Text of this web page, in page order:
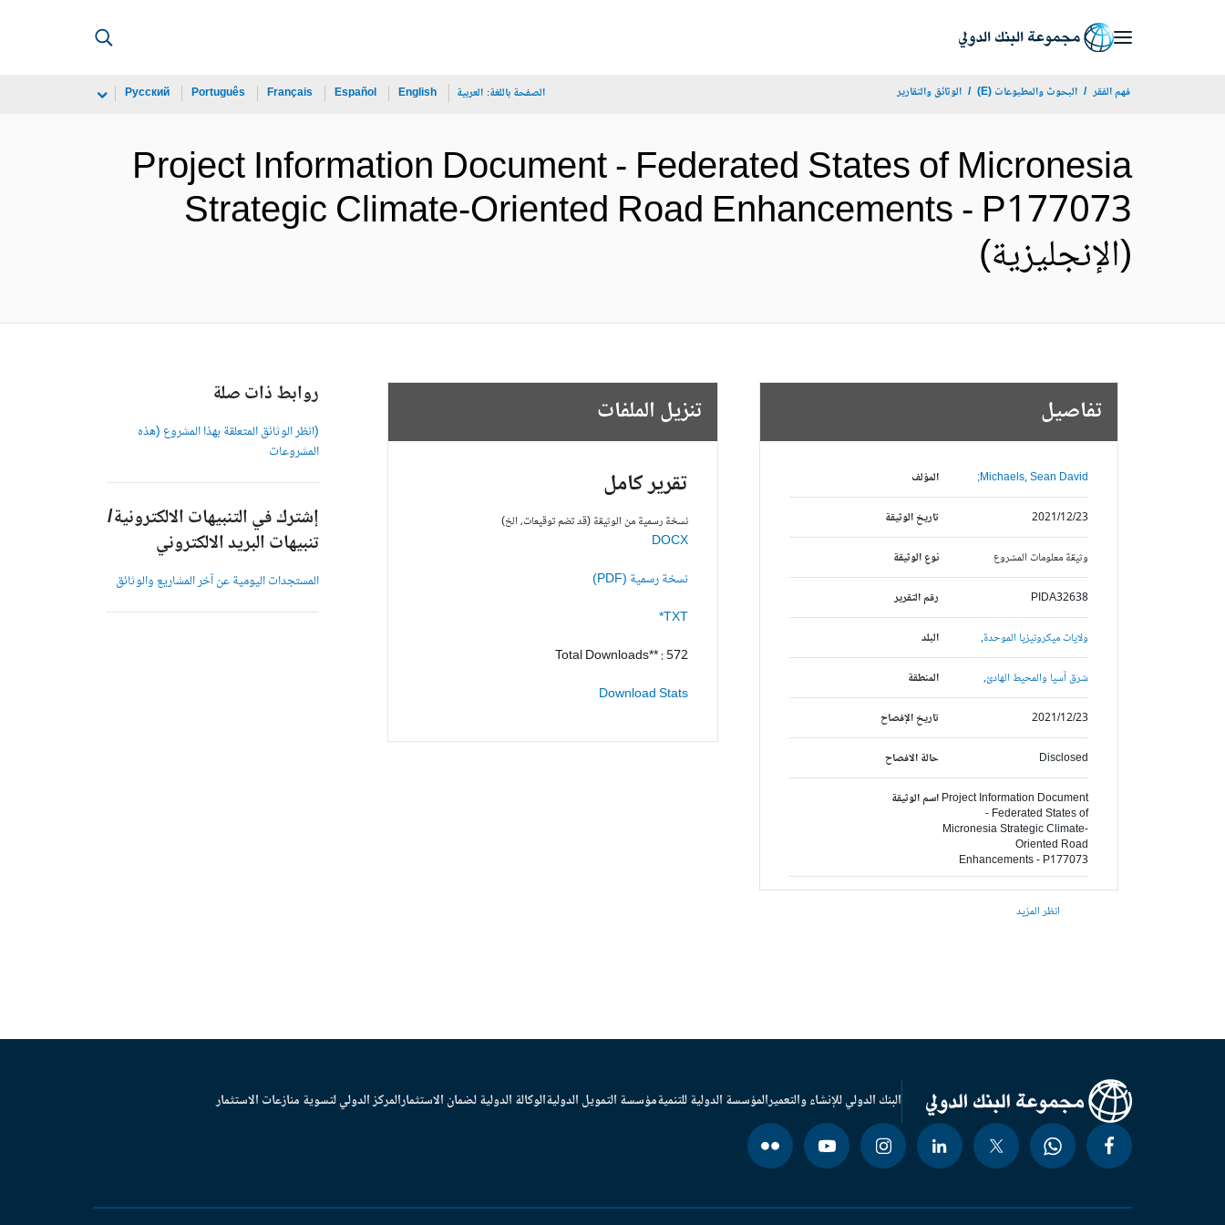
فهم الفقر البحوث والمطبوعات (E) الوثائق والتقارير الصفحة باللغة: العربية English
Español
Français
Português
Русский
Project Information Document - Federated States of Micronesia
Strategic Climate-Oriented Road Enhancements - P177073
(الإنجليزية)
تفاصيل
المؤلف Michaels, Sean David;
تاريخ الوثيقة 2021/12/23
نوع الوثيقة وثيقة معلومات المشروع
رقم التقرير PIDA32638
البلد ولايات ميكرونيزيا الموحدة,
المنطقة شرق آسيا والمحيط الهادئ,
تاريخ الإفصاح 2021/12/23
حالة الافصاح Disclosed
اسم الوثيقةProject Information Document
- Federated States of
Micronesia Strategic Climate-
Oriented Road
Enhancements - P177073
انظر المزيد
تنزيل الملفات
تقرير كامل
نسخة رسمية من الوثيقة (قد تضم توقيعات، الخ)
DOCX
نسخة رسمية (PDF)
TXT*
Total Downloads** : 572
Download Stats
روابط ذات صلة
(انظر الوثائق المتعلقة بهذا المشروع (هذه
المشروعات
إشترك في التنبيهات الالكترونية/
تنبيهات البريد الالكتروني
المستجدات اليومية عن آخر المشاريع والوثائق
البنك الدولي للإنشاء والتعميرالمؤسسة الدولية للتنميةمؤسسة التمويل الدوليةالوكالة الدولية لضمان الاستثمارالمركز الدولي لتسوية منازعات الاستثمار